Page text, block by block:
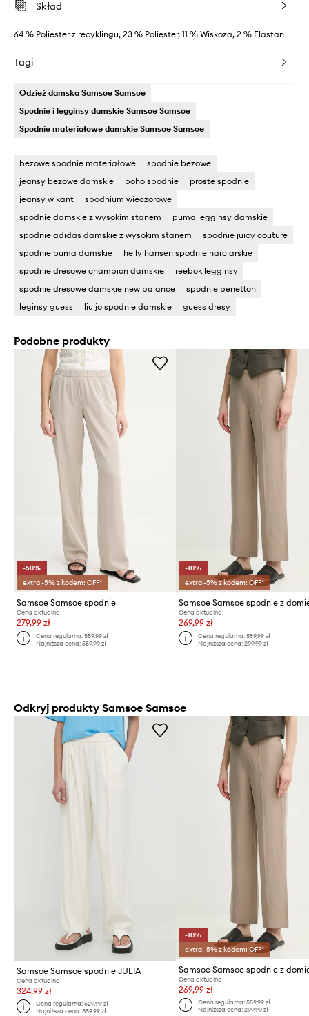
Skład
64 % Poliester z recyklingu, 23 % Poliester, 11 % Wiskoza, 2 % Elastan
Tagi
Odzież damska Samsoe Samsoe
Spodnie i legginsy damskie Samsoe Samsoe
Spodnie materiałowe damskie Samsoe Samsoe
beżowe spodnie materiałowe
spodnie beżowe
jeansy beżowe damskie
boho spodnie
proste spodnie
jeansy w kant
spodnium wieczorowe
spodnie damskie z wysokim stanem
puma legginsy damskie
spodnie adidas damskie z wysokim stanem
spodnie juicy couture
spodnie puma damskie
helly hansen spodnie narciarskie
spodnie dresowe champion damskie
reebok legginsy
spodnie dresowe damskie new balance
spodnie benetton
leginsy guess
liu jo spodnie damskie guess dresy
Podobne produkty
-50%
extra -5% z kodem: OFF*
Samsoe Samsoe spodnie
Cena aktualna:
279,99 zł
Cena regularna:559,99 zł
Najniższa cena:559,99 zł
-10%
extra -5% z kodem: OFF*
Cena aktualna:
269,99 zł
Cena regularna: 559,99 zł
Najniższa cena: 299,99 zł
Odkryj produkty Samsoe Samsoe
Samsoe Samsoe spodnie JULIA
Cena aktualna:
324,99 zł
Cena regularna:629,99 zł
Najniższa cena:359,99 zł
-10%
extra -5% z kodem: OFF*
Cena aktualna:
269,99 zł
Cena regularna: 559,99 zł
Najniższa cena: 299,99 zł